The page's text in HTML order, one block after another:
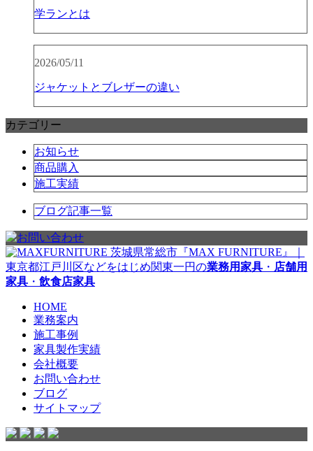
学ランとは
2026/05/11
ジャケットとブレザーの違い
カテゴリー
お知らせ
商品購入
施工実績
ブログ記事一覧
茨城県常総市『MAX FURNITURE』｜
東京都江戸川区などをはじめ関東一円の業務用家具 ・ 店舗用
家具 ・ 飲食店家具
HOME
業務案内
施工事例
家具製作実績
会社概要
お問い合わせ
ブログ
サイトマップ